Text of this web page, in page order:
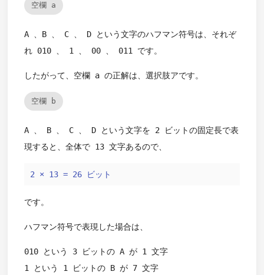
空欄 a
A 、B 、 C 、 D という文字のハフマン符号は、それぞ
れ 010 、 1 、 00 、 011 です。
したがって、空欄 a の正解は、選択肢アです。
空欄 b
A 、 B 、 C 、 D という文字を 2 ビットの固定長で表
現すると、全体で 13 文字あるので、
2 × 13 = 26 ビット
です。
ハフマン符号で表現した場合は、
010 という 3 ビットの A が 1 文字
1 という 1 ビットの B が 7 文字